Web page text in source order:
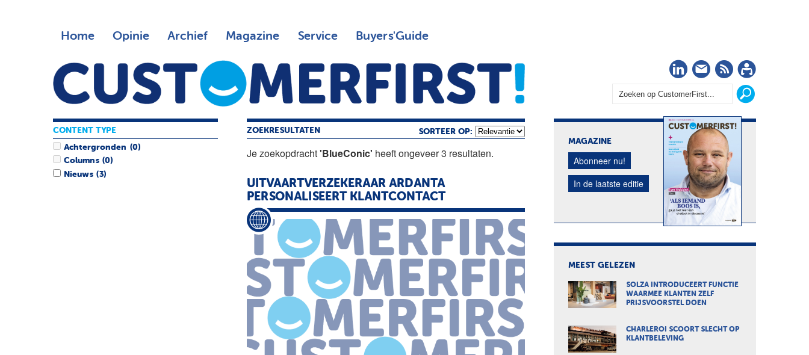
Home Opinie Archief Magazine Service Buyers'Guide
LinkedIn
Nieuwsbrief
RSS
ZOEKRESULTATEN SORTEER OP:
Je zoekopdracht'BlueConic' heeft ongeveer 3 resultaten.
UITVAARTVERZEKERAAR ARDANTA
PERSONALISEERT KLANTCONTACT
CONTENT TYPE
Achtergronden (0)
Columns (0)
Nieuws (3)
MAGAZINE
Abonneer nu!
In de laatste editie
MEEST GELEZEN
SOLZA INTRODUCEERT FUNCTIE
WAARMEE KLANTEN ZELF
PRIJSVOORSTEL DOEN
CHARLEROI SCOORT SLECHT OP
KLANTBELEVING